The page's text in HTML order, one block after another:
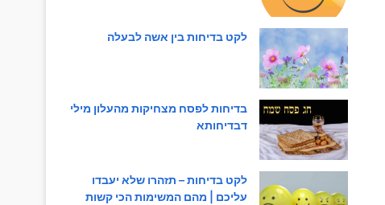
לקט בדיחות בין אשה לבעלה
בדיחות לפסח מצחיקות מהעלון מילי
דבדיחותא
לקט בדיחות – תזהרו שלא יעבדו
עליכם | מהם המשימות הכי קשות